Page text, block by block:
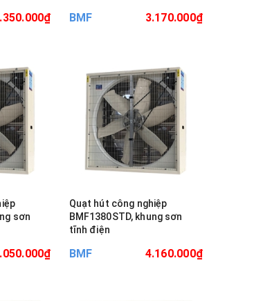
BMF 3.170.000₫
sơn
Quạt hút công nghiệp
BMF1380STD, khung sơn
tĩnh điện
BMF 4.160.000₫